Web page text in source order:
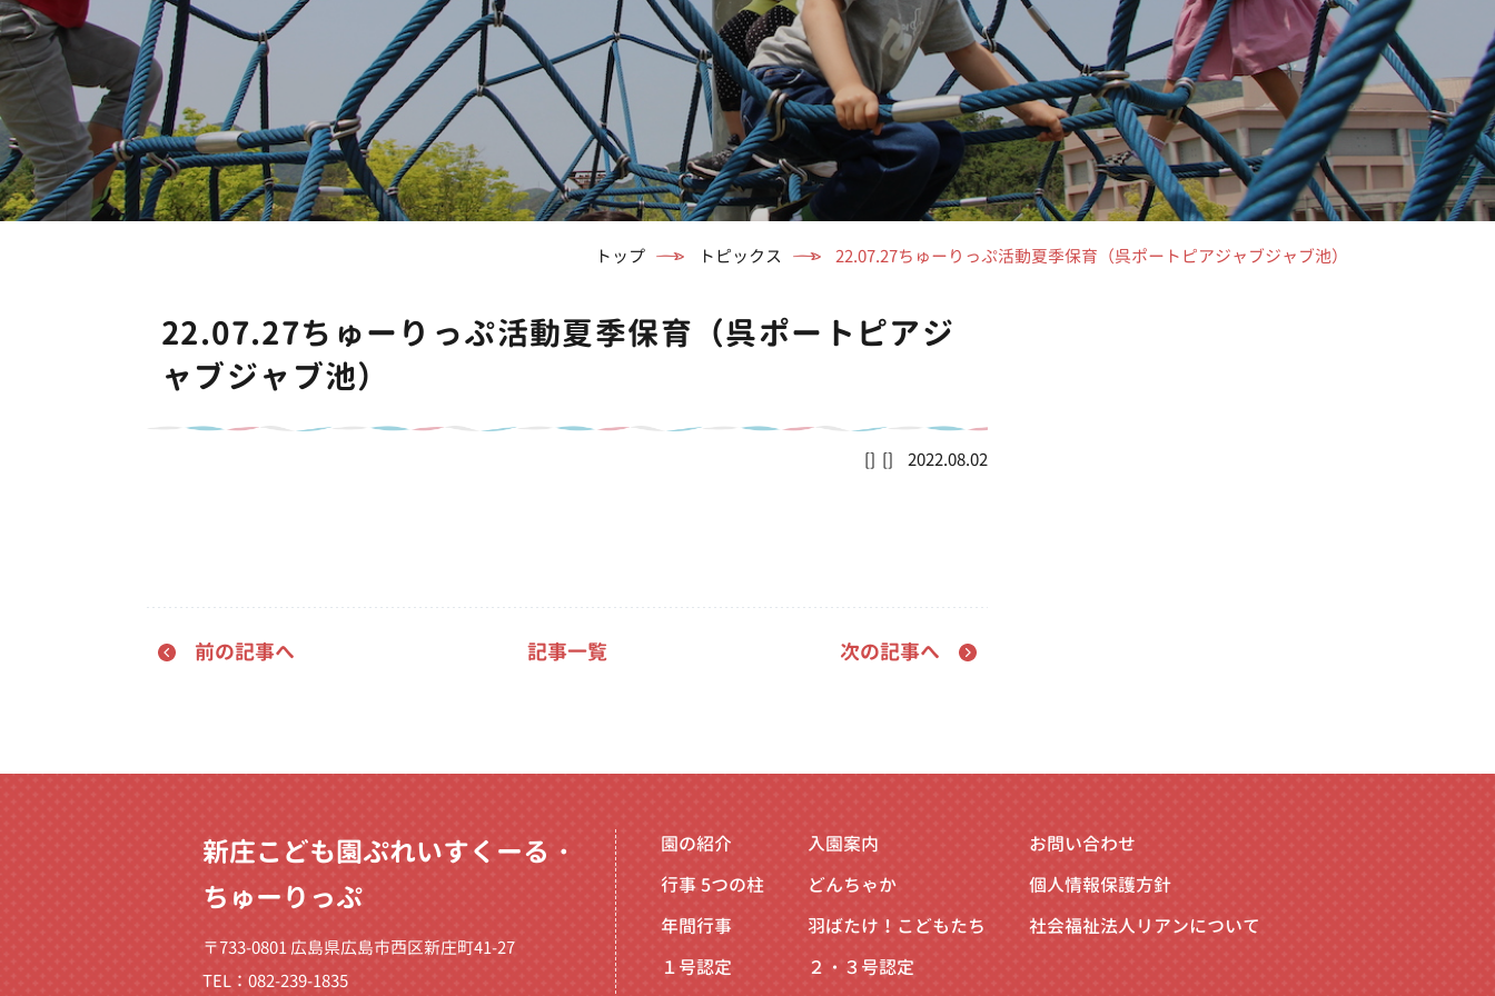
トップ トピックス 22.07.27ちゅーりっぷ活動夏季保育（呉ポートピアジャブジャブ池）
22.07.27ちゅーりっぷ活動夏季保育（呉ポートピアジ
ャブジャブ池）
2022.08.02
前の記事へ 記事一覧 次の記事へ
新庄こども園ぷれいすくーる・
ちゅーりっぷ
〒733-0801 広島県広島市西区新庄町41-27
TEL：082-239-1835
園の紹介
行事5つの柱
年間行事
１号認定
入園案内
どんちゃか
羽ばたけ！こどもたち
２・３号認定
お問い合わせ
個人情報保護方針
社会福祉法人リアンについて